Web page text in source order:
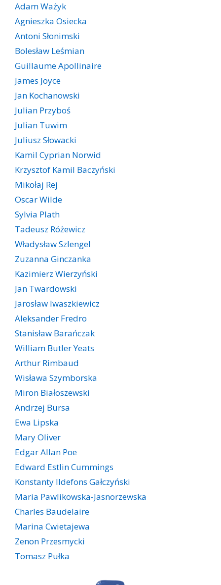
Adam Ważyk
Agnieszka Osiecka
Antoni Słonimski
Bolesław Leśmian
Guillaume Apollinaire
James Joyce
Jan Kochanowski
Julian Przyboś
Julian Tuwim
Juliusz Słowacki
Kamil Cyprian Norwid
Krzysztof Kamil Baczyński
Mikołaj Rej
Oscar Wilde
Sylvia Plath
Tadeusz Różewicz
Władysław Szlengel
Zuzanna Ginczanka
Kazimierz Wierzyński
Jan Twardowski
Jarosław Iwaszkiewicz
Aleksander Fredro
Stanisław Barańczak
William Butler Yeats
Arthur Rimbaud
Wisława Szymborska
Miron Białoszewski
Andrzej Bursa
Ewa Lipska
Mary Oliver
Edgar Allan Poe
Edward Estlin Cummings
Konstanty Ildefons Gałczyński
Maria Pawlikowska-Jasnorzewska
Charles Baudelaire
Marina Cwietajewa
Zenon Przesmycki
Tomasz Pułka